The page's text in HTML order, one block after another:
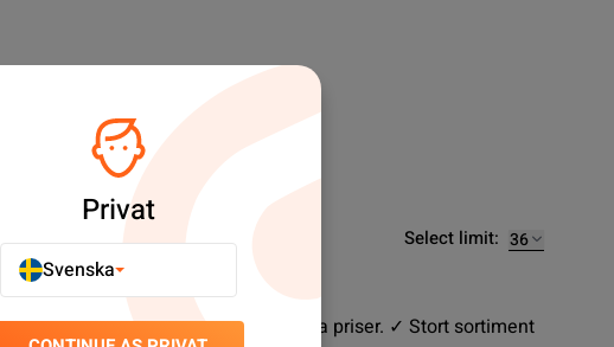
Select limit:
- Mobilreservdelar till svårslagna priser. ✓ Stort sortiment
Privat
Svenska